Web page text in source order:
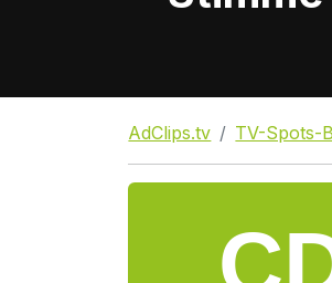
AdClips.tv TV-Spots-